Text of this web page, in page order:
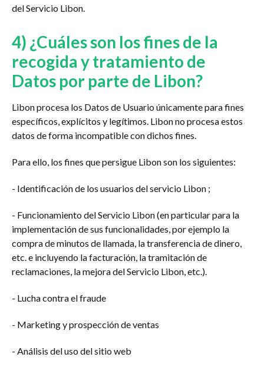
del Servicio Libon.
4) ¿Cuáles son los fines de la
recogida y tratamiento de
Datos por parte de Libon?
Libon procesa los Datos de Usuario únicamente para fines
específicos, explícitos y legítimos. Libon no procesa estos
datos de forma incompatible con dichos fines.
Para ello, los fines que persigue Libon son los siguientes:
- Identificación de los usuarios del servicio Libon ;
- Funcionamiento del Servicio Libon (en particular para la
implementación de sus funcionalidades, por ejemplo la
compra de minutos de llamada, la transferencia de dinero,
etc. e incluyendo la facturación, la tramitación de
reclamaciones, la mejora del Servicio Libon, etc.).
- Lucha contra el fraude
- Marketing y prospección de ventas
- Análisis del uso del sitio web